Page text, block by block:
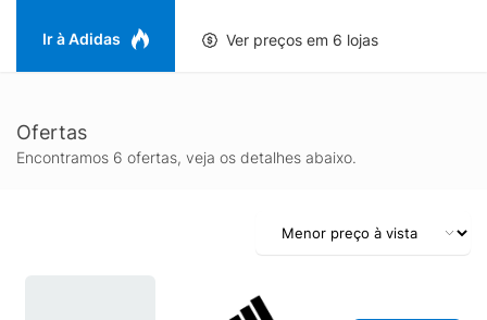
Ir à Adidas Ver preços em 6 lojas
Ofertas
Encontramos 6 ofertas, veja os detalhes abaixo.